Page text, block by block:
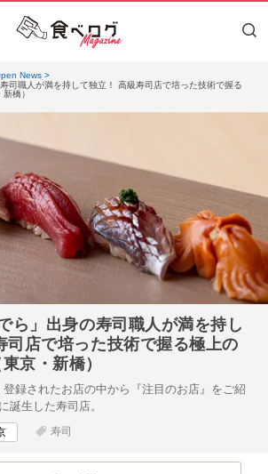
News
司職人が満を持して独立！ 高級寿司店で培った技術で握る
橋）
ら」出身の寿司職人が満を持し
司店で培った技術で握る極上の
京・新橋）
登録されたお店の中から『注目のお店』をご紹
誕生した寿司店。
寿司